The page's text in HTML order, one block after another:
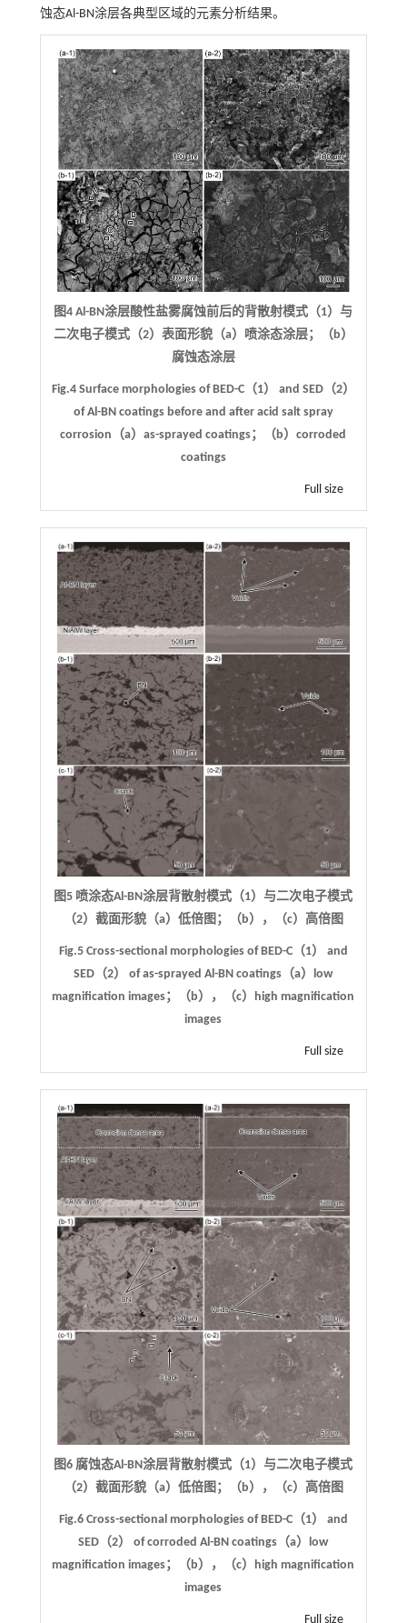
蚀态Al-BN涂层各典型区域的元素分析结果。
图4 Al-BN涂层酸性盐雾腐蚀前后的背散射模式（1）与
二次电子模式（2）表面形貌（a）喷涂态涂层；（b）
腐蚀态涂层
Fig.4 Surface morphologies of BED-C（1） and SED（2）
of Al-BN coatings before and after acid salt spray
corrosion（a）as-sprayed coatings；（b）corroded
coatings
Full size
图5 喷涂态Al-BN涂层背散射模式（1）与二次电子模式
（2）截面形貌（a）低倍图；（b），（c）高倍图
Fig.5 Cross-sectional morphologies of BED-C（1） and
SED（2） of as-sprayed Al-BN coatings（a）low
magnification images；（b），（c）high magnification
images
Full size
图6 腐蚀态Al-BN涂层背散射模式（1）与二次电子模式
（2）截面形貌（a）低倍图；（b），（c）高倍图
Fig.6 Cross-sectional morphologies of BED-C（1） and
SED（2） of corroded Al-BN coatings（a）low
magnification images；（b），（c）high magnification
images
Full size